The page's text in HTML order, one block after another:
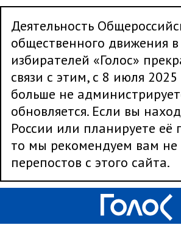
Деятельность
общественного движения
избирателей «Голос»
связи с этим, с 8 июля
больше не
обновляется. Если вы
России или планируете её
то мы рекомендуем вам не
перепостов с этого сайта.